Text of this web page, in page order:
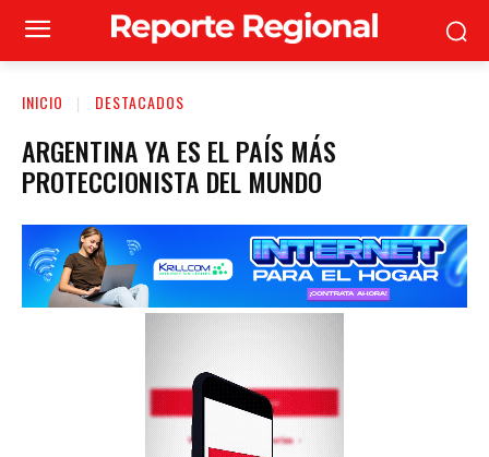
INICIO DESTACADOS
ARGENTINA YA ES EL PAÍS MÁS
PROTECCIONISTA DEL MUNDO